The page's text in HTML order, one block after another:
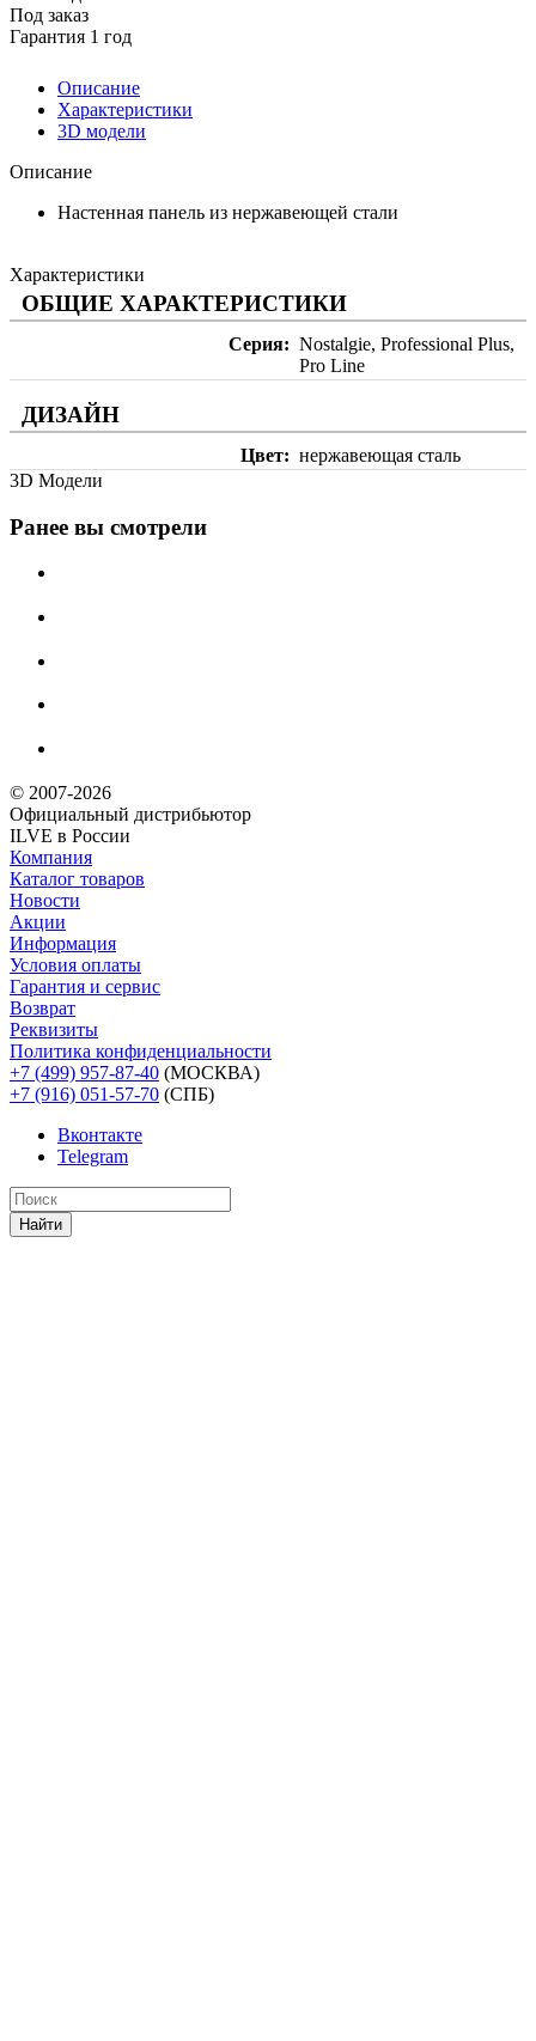
Под заказ
Гарантия 1 год
Описание
Характеристики
3D модели
Описание
Настенная панель из нержавеющей стали
Характеристики
ОБЩИЕ ХАРАКТЕРИСТИКИ
Серия
Nostalgie, Professional Plus,
Pro Line
ДИЗАЙН
Цвет
нержавеющая сталь
3D Модели
Ранее вы смотрели
© 2007-2026
Официальный дистрибьютoр
ILVE в России
Компания
Каталог товаров
Новости
Акции
Информация
Условия оплаты
Гарантия и сервис
Возврат
Реквизиты
Политика конфиденциальности
+7 (499) 957-87-40 (МОСКВА)
+7 (916) 051-57-70 (СПБ)
Вконтакте
Telegram
Найти